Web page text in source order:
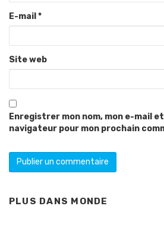
E-mail *
Site web
Enregistrer mon nom, mon e-mail
navigateur pour mon prochain
PLUS DANS MONDE